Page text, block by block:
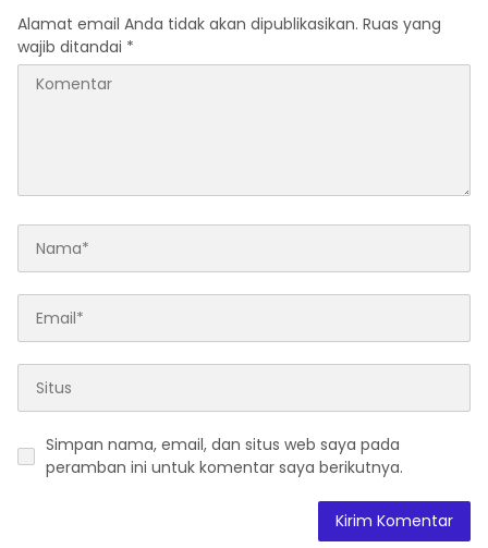
Alamat email Anda tidak akan dipublikasikan. Ruas yang
wajib ditandai *
Simpan nama, email, dan situs web saya pada
peramban ini untuk komentar saya berikutnya.